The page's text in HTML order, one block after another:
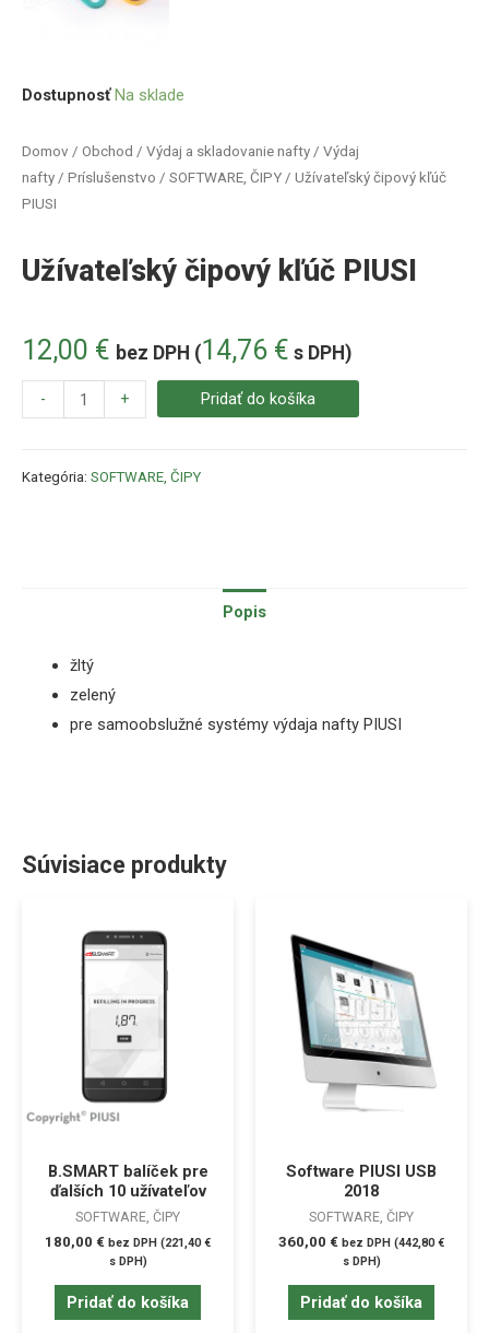
Domov / Obchod / Výdaj a skladovanie nafty / Výdaj
nafty / Príslušenstvo / SOFTWARE, ČIPY / Užívateľský čipový kľúč
PIUSI
Užívateľský čipový kľúč PIUSI
12,00 € bez DPH (14,76 € s DPH)
Dostupnosť Na sklade
- + Pridať do košíka
Kategória: SOFTWARE, ČIPY
Popis
žltý
zelený
pre samoobslužné systémy výdaja nafty PIUSI
Súvisiace produkty
B.SMART balíček pre
ďalších 10 užívateľov
SOFTWARE, ČIPY
180,00 € bez DPH (221,40€
s DPH)
Pridať do košíka
Software PIUSI USB
2018
SOFTWARE, ČIPY
360,00 € bez DPH (442,80€
s DPH)
Pridať do košíka